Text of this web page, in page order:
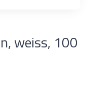
weiss, 100